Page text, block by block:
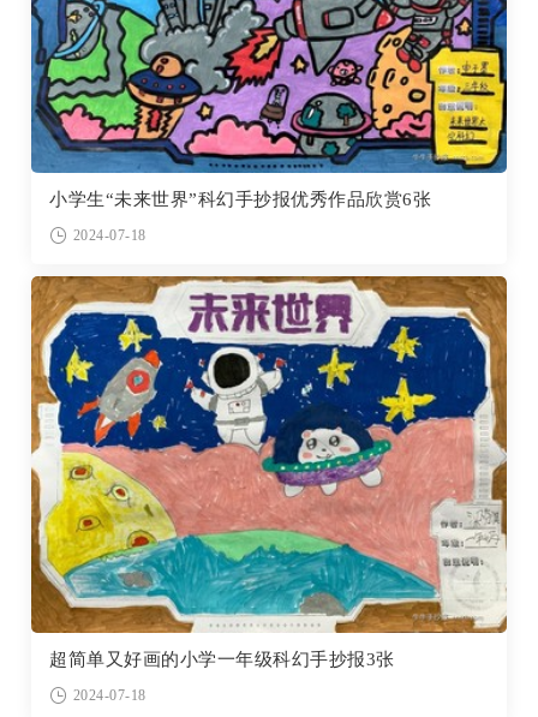
小学生“未来世界”科幻手抄报优秀作品欣赏6张
2024-07-18
超简单又好画的小学一年级科幻手抄报3张
2024-07-18